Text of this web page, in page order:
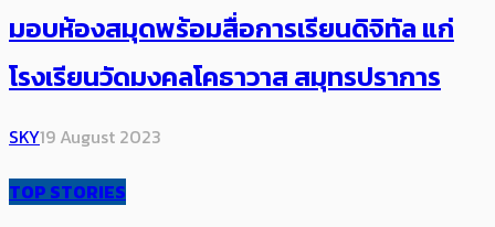
มอบห้องสมุดพร้อมสื่อการเรียนดิจิทัล แก่
โรงเรียนวัดมงคลโคธาวาส สมุทรปราการ
SKY19 August 2023
TOP STORIES